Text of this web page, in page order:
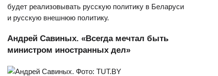
будет реализовывать русскую политику в Беларуси
и русскую внешнюю политику.
Андрей Савиных. «Всегда мечтал быть
министром иностранных дел»